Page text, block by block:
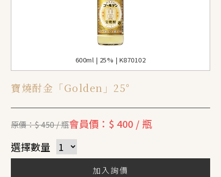
600ml | 25% | K870102
寶燒酎金「Golden」25°
原價：$ 450 / 瓶會員價：$ 400 / 瓶
選擇數量
加入詢價